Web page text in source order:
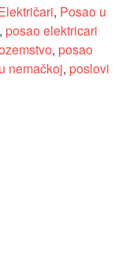
, Posao u
, posao elektricari
, posao
nemačkoj, poslovi